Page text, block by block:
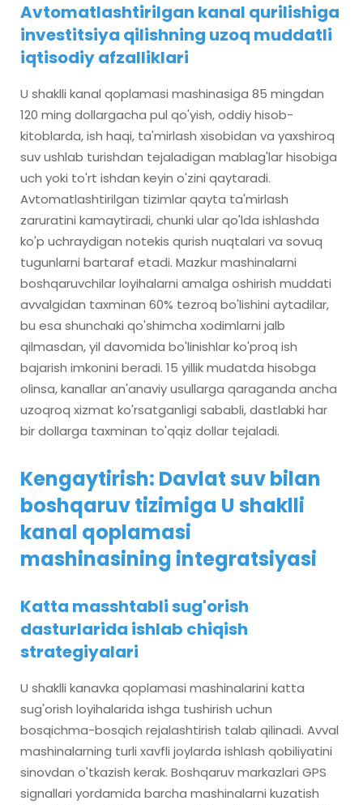
Avtomatlashtirilgan kanal qurilishiga
investitsiya qilishning uzoq muddatli
iqtisodiy afzalliklari
U shaklli kanal qoplamasi mashinasiga 85 mingdan
120 ming dollargacha pul qo'yish, oddiy hisob-
kitoblarda, ish haqi, ta'mirlash xisobidan va yaxshiroq
suv ushlab turishdan tejaladigan mablag'lar hisobiga
uch yoki to'rt ishdan keyin o'zini qaytaradi.
Avtomatlashtirilgan tizimlar qayta ta'mirlash
zaruratini kamaytiradi, chunki ular qo'lda ishlashda
ko'p uchraydigan notekis qurish nuqtalari va sovuq
tugunlarni bartaraf etadi. Mazkur mashinalarni
boshqaruvchilar loyihalarni amalga oshirish muddati
avvalgidan taxminan 60% tezroq bo'lishini aytadilar,
bu esa shunchaki qo'shimcha xodimlarni jalb
qilmasdan, yil davomida bo'linishlar ko'proq ish
bajarish imkonini beradi. 15 yillik mudatda hisobga
olinsa, kanallar an'anaviy usullarga qaraganda ancha
uzoqroq xizmat ko'rsatganligi sababli, dastlabki har
bir dollarga taxminan to'qqiz dollar tejaladi.
Kengaytirish: Davlat suv bilan
boshqaruv tizimiga U shaklli
kanal qoplamasi
mashinasining integratsiyasi
Katta masshtabli sug'orish
dasturlarida ishlab chiqish
strategiyalari
U shaklli kanavka qoplamasi mashinalarini katta
sug'orish loyihalarida ishga tushirish uchun
bosqichma-bosqich rejalashtirish talab qilinadi. Avval
mashinalarning turli xavfli joylarda ishlash qobiliyatini
sinovdan o'tkazish kerak. Boshqaruv markazlari GPS
signallari yordamida barcha mashinalarni kuzatish